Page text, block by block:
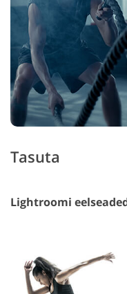
Tasuta
Lightroomi